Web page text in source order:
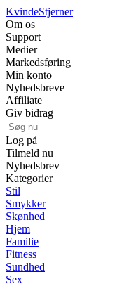
KvindeStjerner
Om os
Support
Medier
Markedsføring
Min konto
Nyhedsbreve
Affiliate
Giv bidrag
Log på
Tilmeld nu
Nyhedsbrev
Kategorier
Stil
Smykker
Skønhed
Hjem
Familie
Fitness
Sundhed
Sex